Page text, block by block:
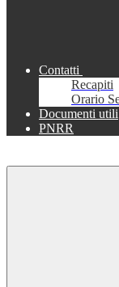
Contatti
Recapiti
Orario
Documenti utili
PNRR